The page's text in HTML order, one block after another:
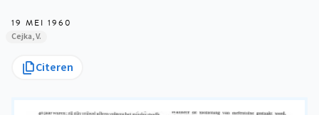
19 MEI 1960
Cejka, V.
Citeren